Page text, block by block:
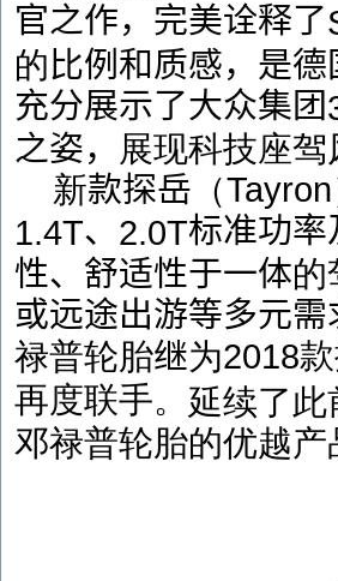
官之作，完美诠释了
的 比例和质感，是
充分展示了大众集团
之姿，
展现科技座驾
新款探岳 （Tayron
1.4T、 2.0T标准功率
性、舒适性于一体的
或远途出游等多元需
禄普轮胎继为2018
再度联手。 延续了此
邓禄普轮胎的优越产